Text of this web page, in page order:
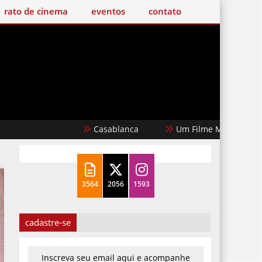
de cinema eventos contato
Um Filme Minecraft Garota
3564 2056 1593
cadastre-se
Inscreva seu email aqui e acompanhe